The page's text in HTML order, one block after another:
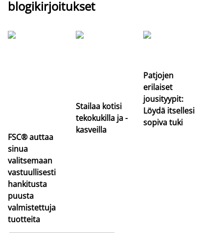
blogikirjoitukset
FSC® auttaa
sinua
valitsemaan
vastuullisesti
hankitusta
puusta
valmistettuja
tuotteita
Stailaa kotisi
tekokukilla ja -
kasveilla
Patjojen
erilaiset
jousityypit:
Löydä itsellesi
sopiva tuki